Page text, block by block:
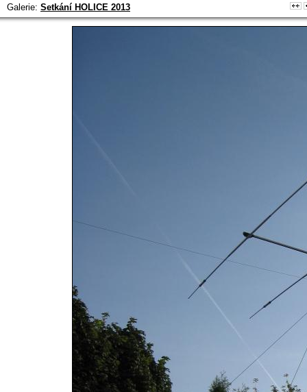
Galerie: Setkání HOLICE 2013